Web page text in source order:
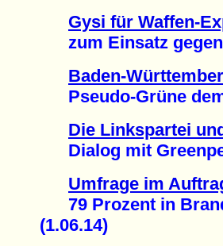
Gysi für Waffen-
zum Einsatz gegen
Baden-
Pseudo-Grüne
Die Linkspartei
Dialog mit
Umfrage im
79 Prozent in
(1.06.14)